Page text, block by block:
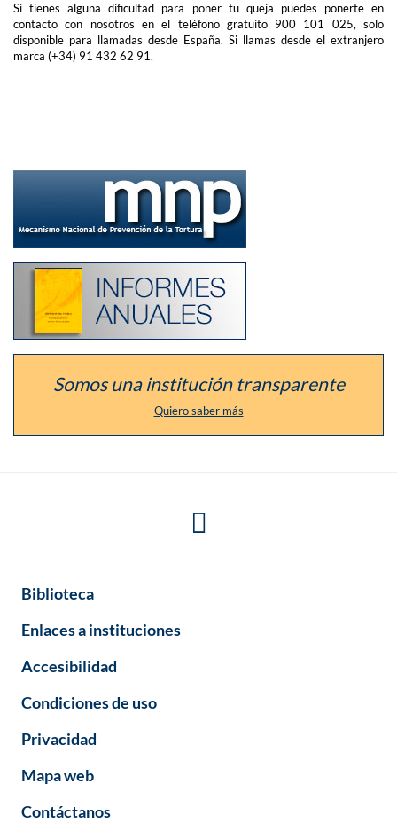
Si tienes alguna dificultad para poner tu queja puedes ponerte en
contacto con nosotros en el teléfono gratuito 900 101 025, solo
disponible para llamadas desde España. Si llamas desde el extranjero
marca (+34) 91 432 62 91.
del
defensor
como
Mecanismo
Prevención
Listado
informes
anuales
de
la
Somos una institución transparente
Quiero saber más
Biblioteca
Enlaces a instituciones
Accesibilidad
Condiciones de uso
Privacidad
Mapa web
Contáctanos